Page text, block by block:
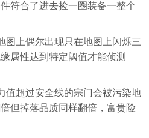
符合了进去捡一圈装备一整个
图上偶尔出现只在地图上闪烁三
属性达到特定阈值才能侦测
值超过安全线的宗门会被污染地
但掉落品质同样翻倍，富贵险